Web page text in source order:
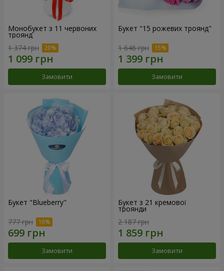
Монобукет з 11 червоних
троянд
1 374 грн
Замовити
Букет "15 рожевих троянд"
1 646 грн
Замовити
Букет "Blueberry"
777 грн
Замовити
Букет з 21 кремової
троянди
2 187 грн
Замовити